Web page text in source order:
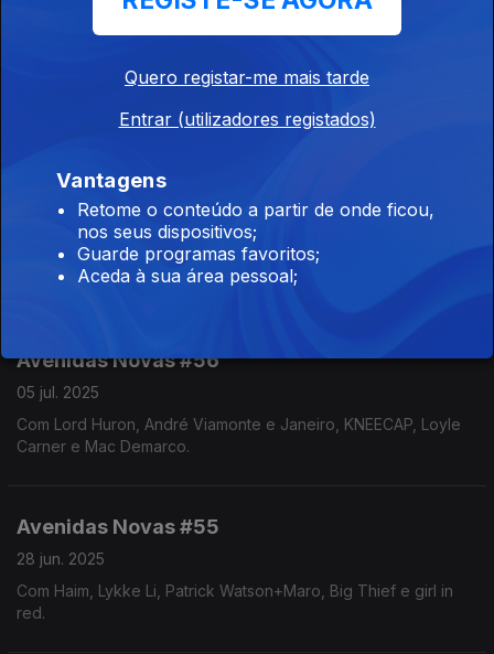
Com Chico Bernardes, Kokoroko, Geli Haha e Wet Leg.
Avenidas Novas #57
12 jul. 2025
Com Alison Goldfrapp, Drake, Juliana Madrid, Everything is
Recorded e Noiserv.
Avenidas Novas #56
05 jul. 2025
Com Lord Huron, André Viamonte e Janeiro, KNEECAP, Loyle
Carner e Mac Demarco.
Avenidas Novas #55
28 jun. 2025
Com Haim, Lykke Li, Patrick Watson+Maro, Big Thief e girl in
red.
Quero registar-me mais tarde
Entrar (utilizadores registados)
Vantagens
Retome o conteúdo a partir de onde ficou,
nos seus dispositivos;
Guarde programas favoritos;
Aceda à sua área pessoal;